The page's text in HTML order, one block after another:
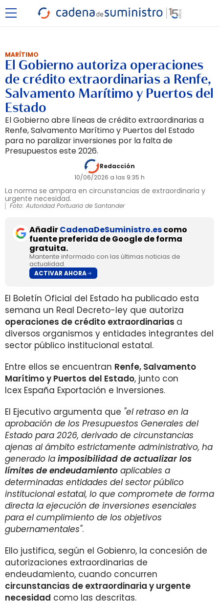
MARÍTIMO
El Gobierno autoriza operaciones
de crédito extraordinarias a Renfe,
Salvamento Marítimo y Puertos del
Estado
El Gobierno abre líneas de crédito extraordinarias a
Renfe, Salvamento Marítimo y Puertos del Estado
para no paralizar inversiones por la falta de
Presupuestos este 2026.
Redacción
10/06/2026 a las 9:35 h
La norma se ampara en circunstancias de extraordinaria y
urgente necesidad.
Foto: Autoridad Portuaria de Santander
AñadirCadenaDeSuministro.escomo
fuente preferida de Google de forma
gratuita.
Mantente informado con las últimas noticias de
actualidad.
ACTIVAR AHORA
El Boletín Oficial del Estado ha publicado esta
semana un Real Decreto-ley que autoriza
operaciones de crédito extraordinarias a
diversos organismos y entidades integrantes del
sector público institucional estatal.
Entre ellos se encuentran Renfe, Salvamento
Marítimo y Puertos del Estado, junto con
Icex España Exportación e Inversiones.
El Ejecutivo argumenta que "el retraso en la
aprobación de los Presupuestos Generales del
Estado para 2026, derivado de circunstancias
ajenas al ámbito estrictamente administrativo, ha
generado la imposibilidad de actualizar los
límites de endeudamiento aplicables a
determinadas entidades del sector público
institucional estatal, lo que compromete de forma
directa la ejecución de inversiones esenciales
para el cumplimiento de los objetivos
gubernamentales".
Ello justifica, según el Gobienro, la concesión de
autorizaciones extraordinarias de
endeudamiento, cuando concurren
circunstancias de extraordinaria y urgente
necesidad como las descritas.